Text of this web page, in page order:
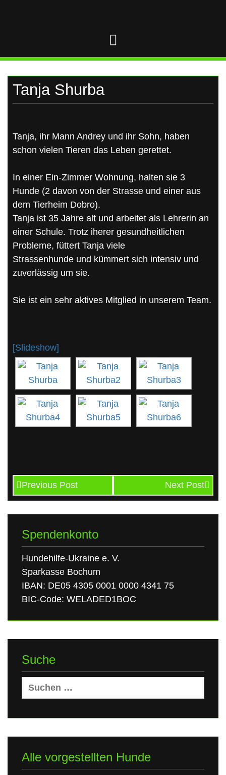
Tanja Shurba
Tanja, ihr Mann Andrey und ihr Sohn, haben
schon vielen Tieren das Leben gerettet.
In einer Ein-Zimmer Wohnung, halten sie 3
Hunde (2 davon von der Strasse und einer aus
dem Tierheim Dobro).
Tanja ist 35 Jahre alt und arbeitet als Lehrerin an
einer Schule. Trotz iherer gesundheitlichen
Probleme, füttert Tanja viele
Strassenhunde und kümmert sich intensiv und
zuverlässig um sie.
Sie ist ein sehr aktives Mitglied in unserem Team.
[Slideshow]
Previous Post Next Post
Spendenkonto
Hundehilfe-Ukraine e. V.
Sparkasse Bochum
IBAN: DE05 4305 0001 0000 4341 75
BIC-Code: WELADED1BOC
Suche
Suchen
nach:
Alle vorgestellten Hunde